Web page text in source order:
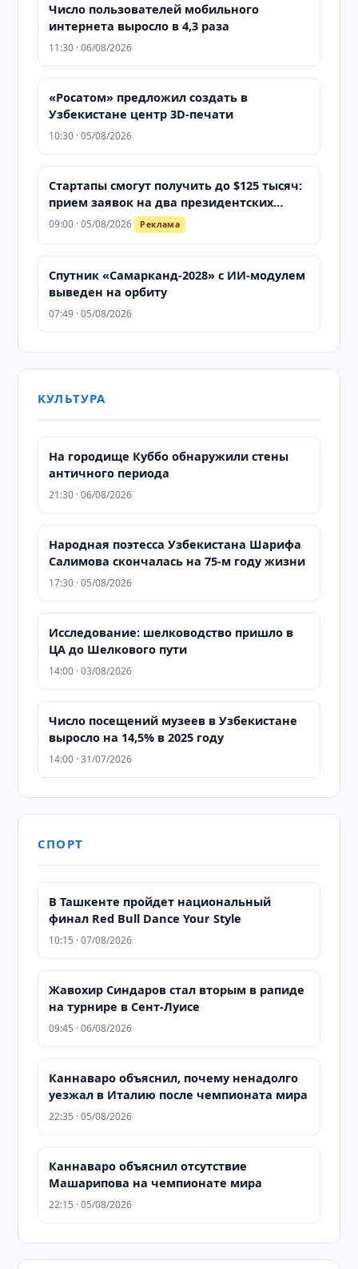
Число пользователей мобильного
интернета выросло в 4,3 раза
11:30 · 06/08/2026
«Росатом» предложил создать в
Узбекистане центр 3D-печати
10:30 · 05/08/2026
Стартапы смогут получить до $125 тысяч:
прием заявок на два президентских
конкурса продолжается
09:00 · 05/08/2026 Реклама
Спутник «Самарканд-2028» с ИИ-модулем
выведен на орбиту
07:49 · 05/08/2026
КУЛЬТУРА
На городище Куббо обнаружили стены
античного периода
21:30 · 06/08/2026
Народная поэтесса Узбекистана Шарифа
Салимова скончалась на 75-м году жизни
17:30 · 05/08/2026
Исследование: шелководство пришло в
ЦА до Шелкового пути
14:00 · 03/08/2026
Число посещений музеев в Узбекистане
выросло на 14,5% в 2025 году
14:00 · 31/07/2026
СПОРТ
В Ташкенте пройдет национальный
финал Red Bull Dance Your Style
10:15 · 07/08/2026
Жавохир Синдаров стал вторым в рапиде
на турнире в Сент-Луисе
09:45 · 06/08/2026
Каннаваро объяснил, почему ненадолго
уезжал в Италию после чемпионата мира
22:35 · 05/08/2026
Каннаваро объяснил отсутствие
Машарипова на чемпионате мира
22:15 · 05/08/2026